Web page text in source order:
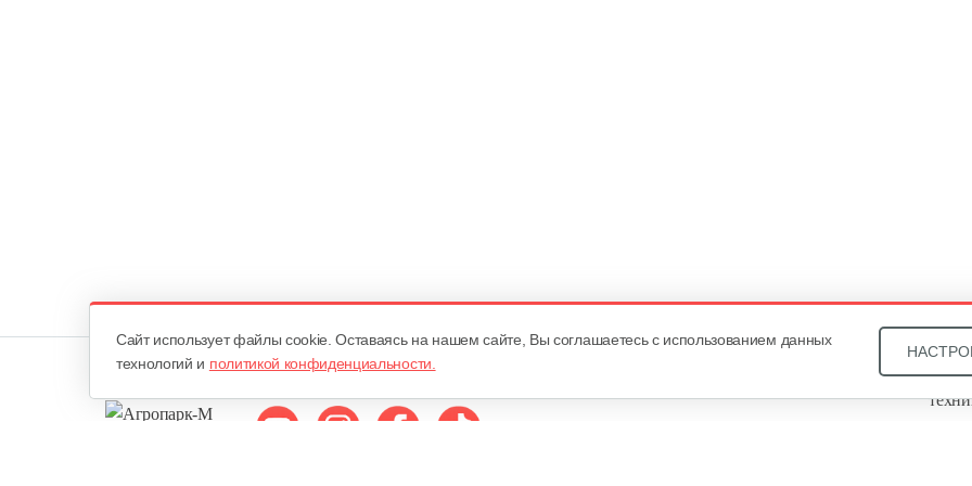
Cайт использует файлы cookie. Оставаясь на нашем сайте, Вы соглашаетесь с использованием данных
технологий и политикой конфиденциальности.